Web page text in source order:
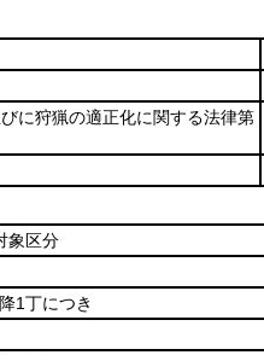
に狩猟の適正化に関する法律第
象区分
1丁につき